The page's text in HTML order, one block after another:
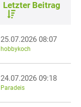
Letzter Beitrag
25.07.2026 08:07
hobbykoch
24.07.2026 09:18
Paradeis